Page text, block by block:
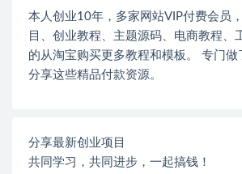
本人创业10年，多家网站VIP付费会员
目、创业教程、主题源码、电商教程、
的从淘宝购买更多教程和模板。 专门做
分享这些精品付款资源。
分享最新创业项目
共同学习，共同进步，一起搞钱！